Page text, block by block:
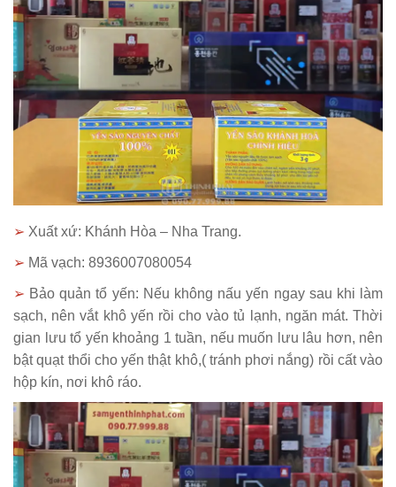
➢ Xuất xứ: Khánh Hòa – Nha Trang.
➢ Mã vạch: 8936007080054
➢ Bảo quản tổ yến: Nếu không nấu yến ngay sau khi làm
sạch, nên vắt khô yến rồi cho vào tủ lạnh, ngăn mát. Thời
gian lưu tổ yến khoảng 1 tuần, nếu muốn lưu lâu hơn, nên
bật quạt thổi cho yến thật khô,( tránh phơi nắng) rồi cất vào
hộp kín, nơi khô ráo.